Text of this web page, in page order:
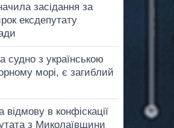
засідання за
ексдепутату
судно з українською
морі, є загиблий
в конфіскації
з Миколаївщини